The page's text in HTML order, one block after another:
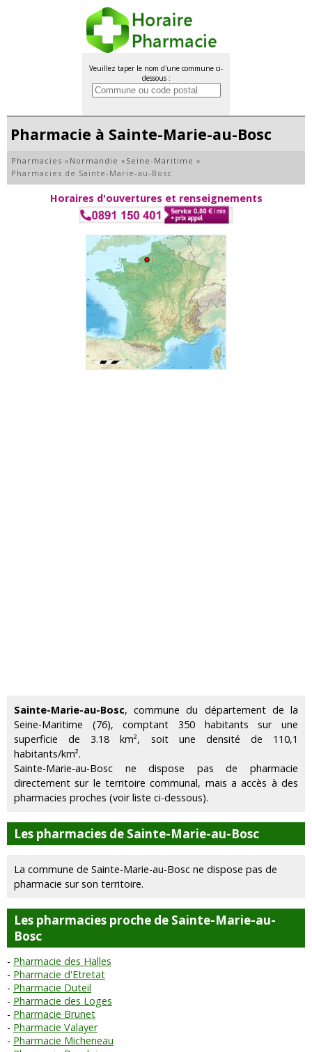
Veuillez taper le nom d'une commune ci-
dessous :
Pharmacie à Sainte-Marie-au-Bosc
Pharmacies » Normandie » Seine-Maritime »
Pharmacies de Sainte-Marie-au-Bosc
Horaires d'ouvertures et renseignements
Sainte-Marie-au-Bosc, commune du département de la
Seine-Maritime (76), comptant 350 habitants sur une
superficie de 3.18 km², soit une densité de 110,1
habitants/km².
Sainte-Marie-au-Bosc ne dispose pas de pharmacie
directement sur le territoire communal, mais a accès à des
pharmacies proches (voir liste ci-dessous).
Les pharmacies de Sainte-Marie-au-Bosc
La commune de Sainte-Marie-au-Bosc ne dispose pas de
pharmacie sur son territoire.
Les pharmacies proche de Sainte-Marie-au-
Bosc
Pharmacie des Halles
Pharmacie d'Etretat
Pharmacie Duteil
Pharmacie des Loges
Pharmacie Brunet
Pharmacie Valayer
Pharmacie Micheneau